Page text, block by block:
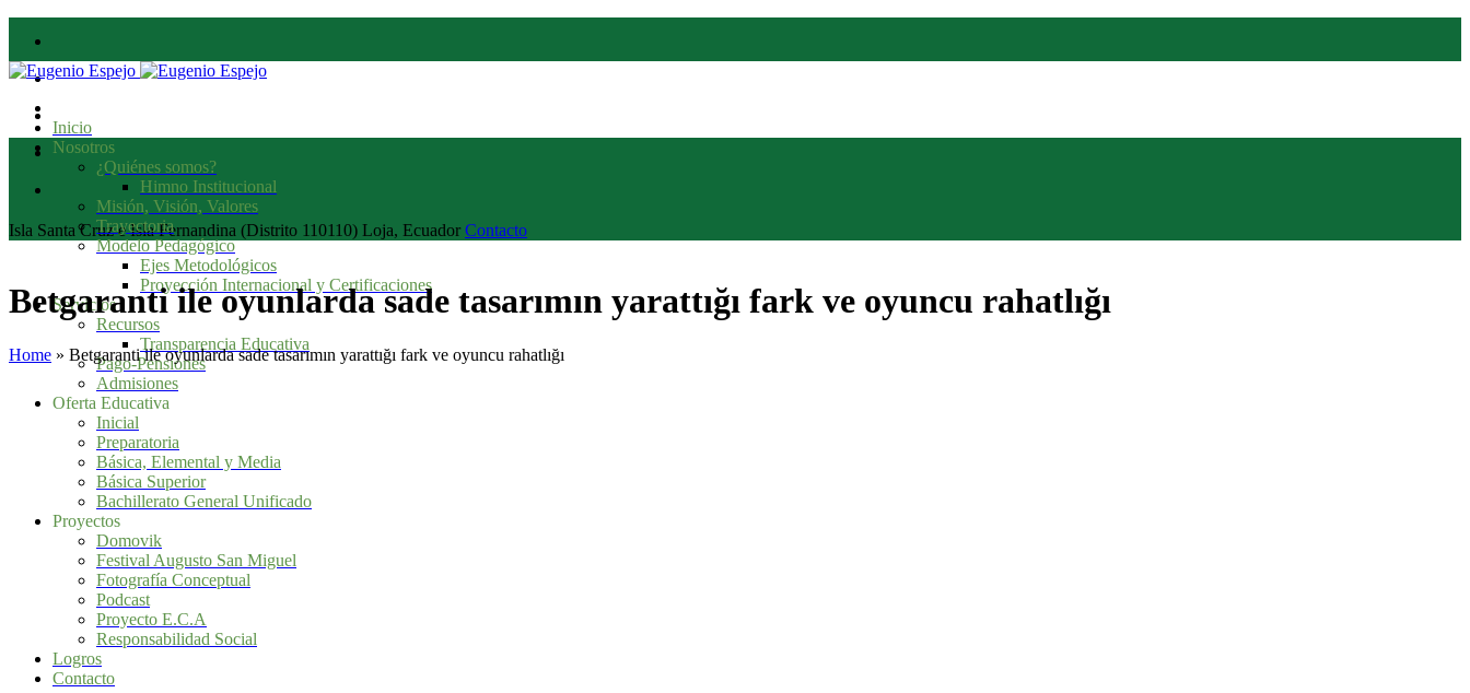
Isla Santa Cruz e Isla Fernandina (Distrito 110110) Loja, Ecuador Contacto
Inicio
Nosotros
¿Quiénes somos?
Himno Institucional
Misión, Visión, Valores
Trayectoria
Modelo Pedagógico
Ejes Metodológicos
Proyección Internacional y Certificaciones
Servicios
Recursos
Transparencia Educativa
Pago-Pensiones
Admisiones
Oferta Educativa
Inicial
Preparatoria
Básica, Elemental y Media
Básica Superior
Bachillerato General Unificado
Proyectos
Domovik
Festival Augusto San Miguel
Fotografía Conceptual
Podcast
Proyecto E.C.A
Responsabilidad Social
Logros
Contacto
Betgaranti ile oyunlarda sade tasarımın yarattığı fark ve oyuncu rahatlığı
Home » Betgaranti ile oyunlarda sade tasarımın yarattığı fark ve oyuncu rahatlığı